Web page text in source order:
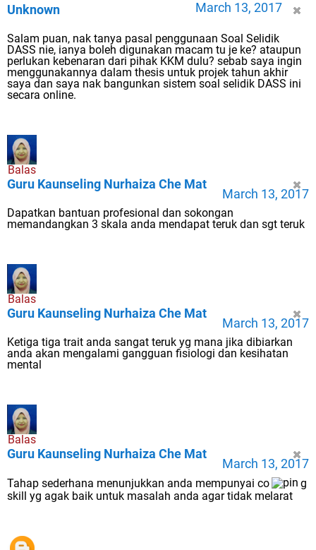
Unknown March 13, 2017
Salam puan, nak tanya pasal penggunaan Soal Selidik
DASS nie, ianya boleh digunakan macam tu je ke? ataupun
perlukan kebenaran dari pihak KKM dulu? sebab saya ingin
menggunakannya dalam thesis untuk projek tahun akhir
saya dan saya nak bangunkan sistem soal selidik DASS ini
secara online.
Balas
Guru Kaunseling Nurhaiza Che Mat
March 13, 2017
Dapatkan bantuan profesional dan sokongan
memandangkan 3 skala anda mendapat teruk dan sgt teruk
Balas
Guru Kaunseling Nurhaiza Che Mat
March 13, 2017
Ketiga tiga trait anda sangat teruk yg mana jika dibiarkan
anda akan mengalami gangguan fisiologi dan kesihatan
mental
Balas
Guru Kaunseling Nurhaiza Che Mat
March 13, 2017
Tahap sederhana menunjukkan anda mempunyai co
g
skill yg agak baik untuk masalah anda agar tidak melarat